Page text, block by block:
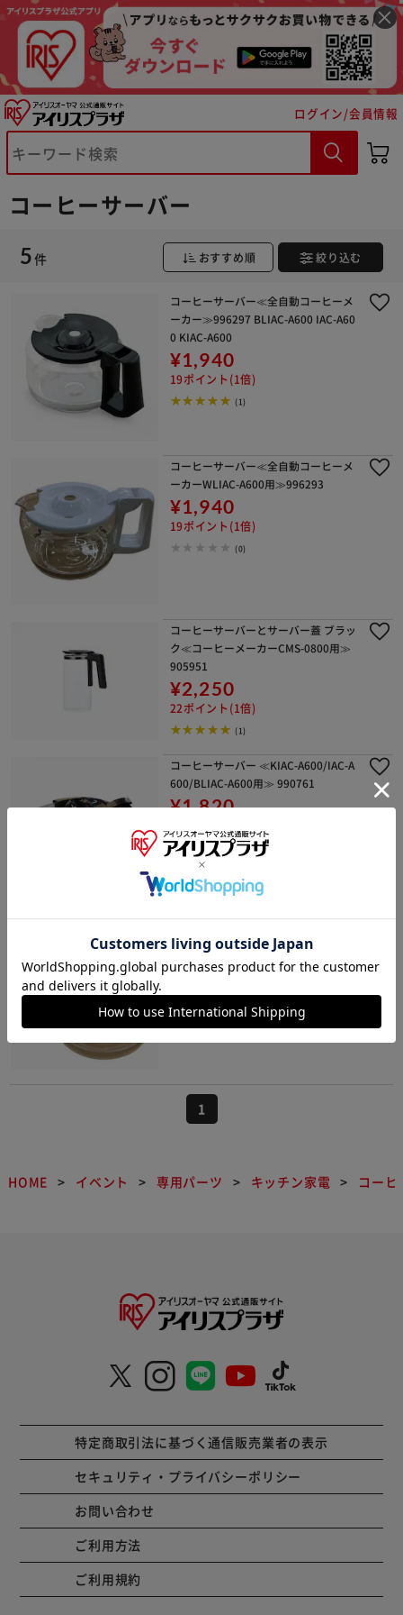
ログイン/会員情報
コーヒーサーバー
5件 おすすめ順 絞り込む
コーヒーサーバー≪全自動コーヒーメ
ーカー≫996297 BLIAC-A600 IAC-A60
0 KIAC-A600
¥1,940
19ポイント(1倍)
(1)
コーヒーサーバー≪全自動コーヒーメ
ーカーWLIAC-A600用≫996293
¥1,940
19ポイント(1倍)
(0)
コーヒーサーバーとサーバー蓋 ブラッ
ク≪コーヒーメーカーCMS-0800用≫
905951
¥2,250
22ポイント(1倍)
(1)
コーヒーサーバー ≪KIAC-A600/IAC-A
600/BLIAC-A600用≫ 990761
¥1,820
(10)
CMK-652-B他用≫ 994186
¥1,290
(3)
1
HOME イベント 専用パーツ キッチン家電 コーヒ
特定商取引法に基づく通信販売業者の表示
セキュリティ・プライバシーポリシー
お問い合わせ
ご利用方法
ご利用規約
※ご確認ください
カートに入れる